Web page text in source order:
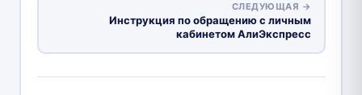
СЛЕДУЮЩАЯ →
Инструкция по обращению с личным
кабинетом АлиЭкспресс